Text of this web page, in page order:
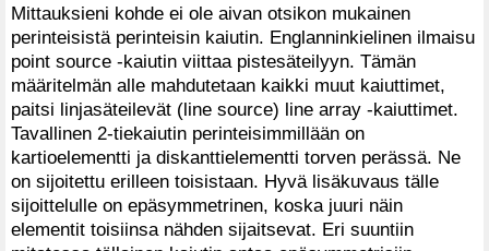
Mittauksieni kohde ei ole aivan otsikon mukainen
perinteisistä perinteisin kaiutin. Englanninkielinen ilmaisu
point source -kaiutin viittaa pistesäteilyyn. Tämän
määritelmän alle mahdutetaan kaikki muut kaiuttimet,
paitsi linjasäteilevät (line source) line array -kaiuttimet.
Tavallinen 2-tiekaiutin perinteisimmillään on
kartioelementti ja diskanttielementti torven perässä. Ne
on sijoitettu erilleen toisistaan. Hyvä lisäkuvaus tälle
sijoittelulle on epäsymmetrinen, koska juuri näin
elementit toisiinsa nähden sijaitsevat. Eri suuntiin